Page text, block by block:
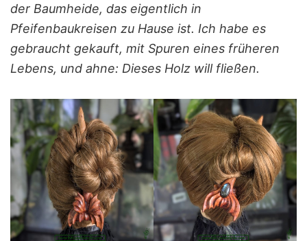
der Baumheide, das eigentlich in
Pfeifenbaukreisen zu Hause ist. Ich habe es
gebraucht gekauft, mit Spuren eines früheren
Lebens, und ahne: Dieses Holz will fließen.